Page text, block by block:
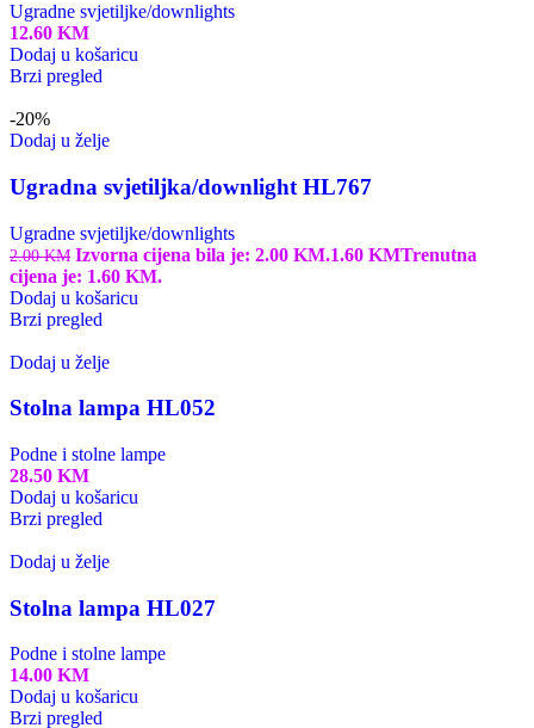
Ugradne svjetiljke/downlights
12.60 KM
Dodaj u košaricu
Brzi pregled
-20%
Dodaj u želje
Ugradna svjetiljka/downlight HL767
Ugradne svjetiljke/downlights
2.00KM Izvorna cijena bila je: 2.00 KM.1.60 KMTrenutna
cijena je: 1.60 KM.
Dodaj u košaricu
Brzi pregled
Dodaj u želje
Stolna lampa HL052
Podne i stolne lampe
28.50 KM
Dodaj u košaricu
Brzi pregled
Dodaj u želje
Stolna lampa HL027
Podne i stolne lampe
14.00 KM
Dodaj u košaricu
Brzi pregled